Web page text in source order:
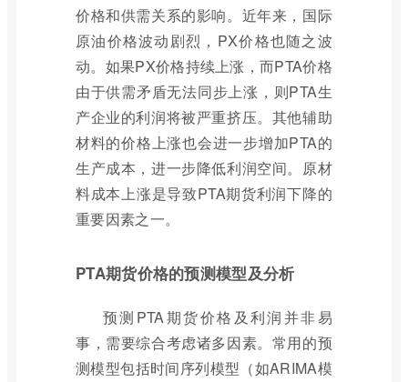
价格和供需关系的影响。近年来，国际
原油价格波动剧烈，PX价格也随之波
动。如果PX价格持续上涨，而PTA价格
由于供需矛盾无法同步上涨，则PTA生
产企业的利润将被严重挤压。其他辅助
材料的价格上涨也会进一步增加PTA的
生产成本，进一步降低利润空间。原材
料成本上涨是导致PTA期货利润下降的
重要因素之一。
PTA期货价格的预测模型及分析
预测PTA期货价格及利润并非易
事，需要综合考虑诸多因素。常用的预
测模型包括时间序列模型（如ARIMA模